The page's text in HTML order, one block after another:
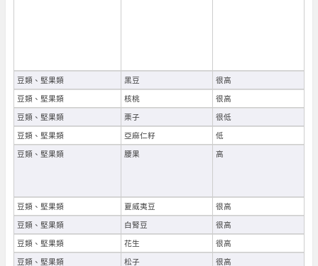
豆類、堅果類 黑豆
很高
豆類、堅果類
核桃
很高
豆類、堅果類
栗子
很低
豆類、堅果類
亞麻仁籽
低
豆類、堅果類
腰果 高
豆類、堅果類 夏威夷豆
很高
豆類、堅果類
白腎豆
很高
豆類、堅果類
花生
很高
豆類、堅果類
松子
很高